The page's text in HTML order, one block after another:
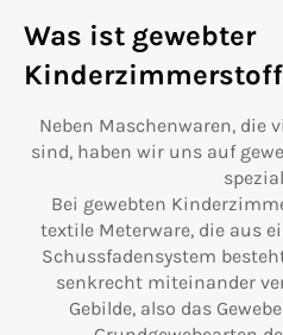
Was ist gewebter
Neben Maschenwaren, die
sind, haben wir uns auf
Bei gewebten
textile Meterware, die aus
Schussfadensystem
senkrecht miteinander
Gebilde, also das